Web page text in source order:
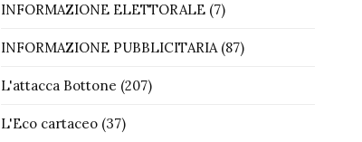
INFORMAZIONE ELETTORALE(7)
INFORMAZIONE PUBBLICITARIA(87)
L'attacca Bottone (207)
L'Eco cartaceo(37)